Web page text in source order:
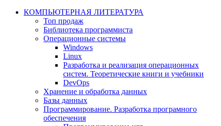
КОМПЬЮТЕРНАЯ ЛИТЕРАТУРА
Топ продаж
Библиотека программиста
Операционные системы
Windows
Linux
Разработка и реализация операционных
систем. Теоретические книги и учебники
DevOps
Хранение и обработка данных
Базы данных
Программирование. Разработка програмного
обеспечения